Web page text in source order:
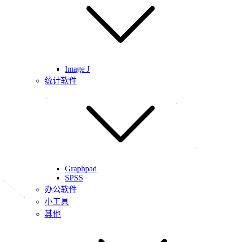
Image J
统计软件
Graphpad
SPSS
办公软件
小工具
其他